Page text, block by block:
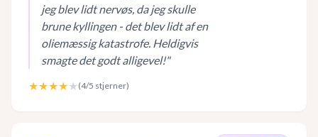
jeg blev lidt nervøs, da jeg skulle
brune kyllingen - det blev lidt af en
oliemæssig katastrofe. Heldigvis
smagte det godt alligevel!"
★★★★★ (4/5 stjerner)